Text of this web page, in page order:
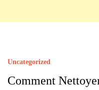
Uncategorized
Comment